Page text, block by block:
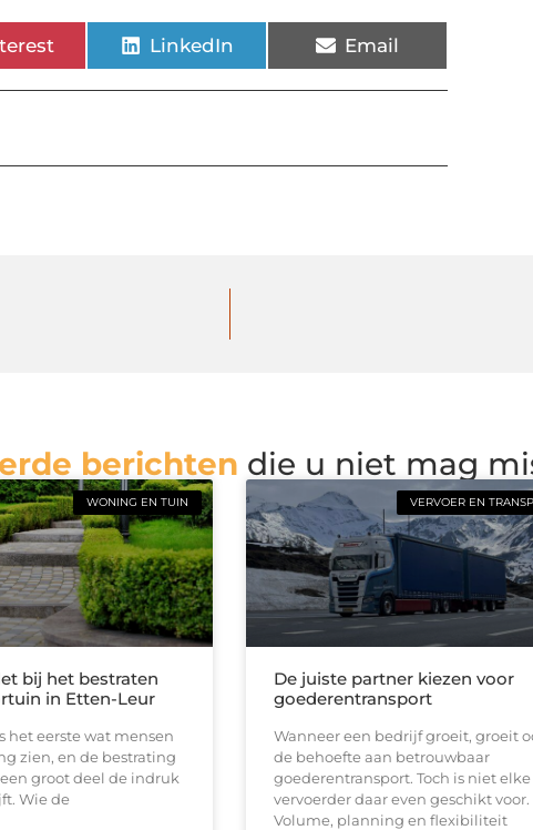
LinkedIn Email
berichten die u niet mag
WONING EN TUIN
bij het bestraten
in Etten-Leur
het eerste wat mensen
zien, en de bestrating
groot deel de indruk
Wie de
VERVOER EN
De juiste partner kiezen voor
goederentransport
Wanneer een bedrijf groeit, groeit
de behoefte aan betrouwbaar
goederentransport. Toch is niet elke
vervoerder daar even geschikt voor.
Volume, planning en flexibiliteit